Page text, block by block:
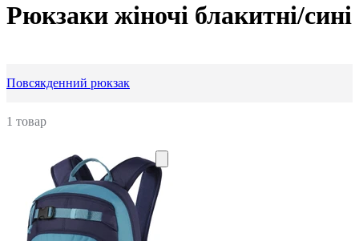
Рюкзаки жіночі блакитні/сині
Повсякденний рюкзак
1 товар